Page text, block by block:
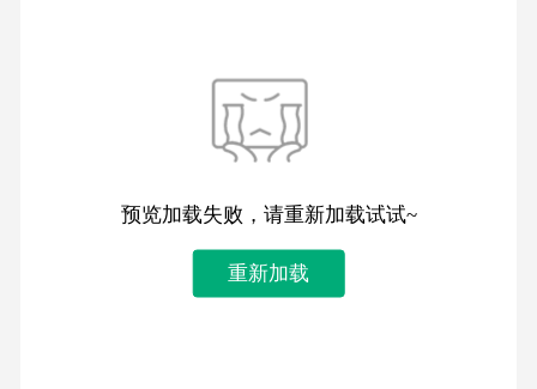
预览加载失败，请重新加载试试~
重新加载